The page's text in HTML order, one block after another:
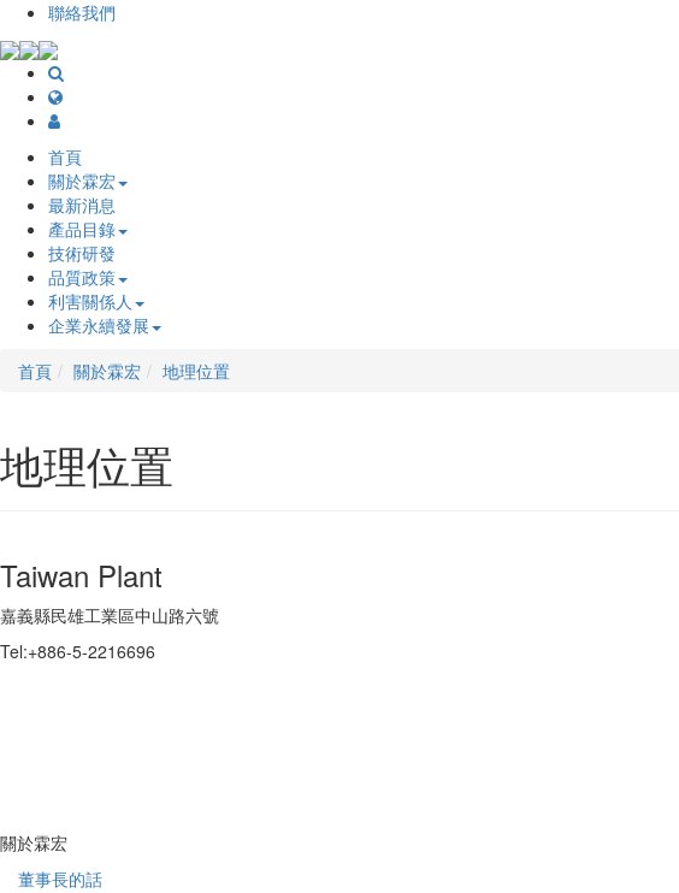
聯絡我們
首頁
關於霖宏
最新消息
產品目錄
技術研發
品質政策
利害關係人
企業永續發展
首頁
關於霖宏 地理位置
地理位置
Taiwan Plant
嘉義縣民雄工業區中山路六號
Tel:+886-5-2216696
關於霖宏
董事長的話